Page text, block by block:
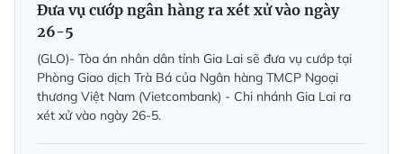
Đưa vụ cướp ngân hàng ra xét xử vào ngày
26-5
(GLO)- Tòa án nhân dân tỉnh Gia Lai sẽ đưa vụ cướp tại
Phòng Giao dịch Trà Bá của Ngân hàng TMCP Ngoại
thương Việt Nam (Vietcombank) - Chi nhánh Gia Lai ra
xét xử vào ngày 26-5.